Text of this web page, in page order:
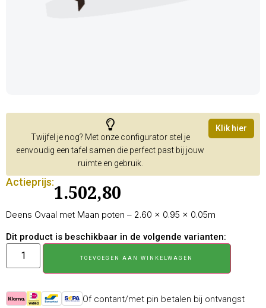
Twijfel je nog? Met onze configurator stel je
eenvoudig een tafel samen die perfect past bij jouw
ruimte en gebruik.
Klik hier
Actieprijs:
1.502,80
Deens Ovaal met Maan poten – 2.60 × 0.95 × 0.05m
Dit product is beschikbaar in de volgende varianten:
TOEVOEGEN AAN WINKELWAGEN
Of contant/met pin betalen bij ontvangst